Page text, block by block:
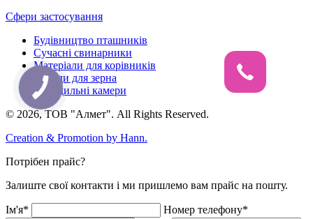
Сфери застосування
Будівництво пташників
Сучасні свинарники
Матеріали для корівників
Склади для зерна
Холодильні камери
© 2026, ТОВ "Алмет". All Rights Reserved.
Creation & Promotion by Hann.
Потрібен прайс?
Залиште свої контакти і ми пришлемо вам прайс на пошту.
Ім'я*
Номер телефону*